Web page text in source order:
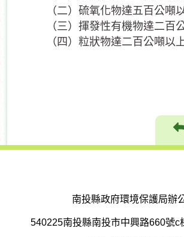
（二）硫氧化物達五百公噸
（三）揮發性有機物達二百
（四）粒狀物達二百公噸以
南投縣政府環境保護局辦
540225南投縣南投市中興路660號c